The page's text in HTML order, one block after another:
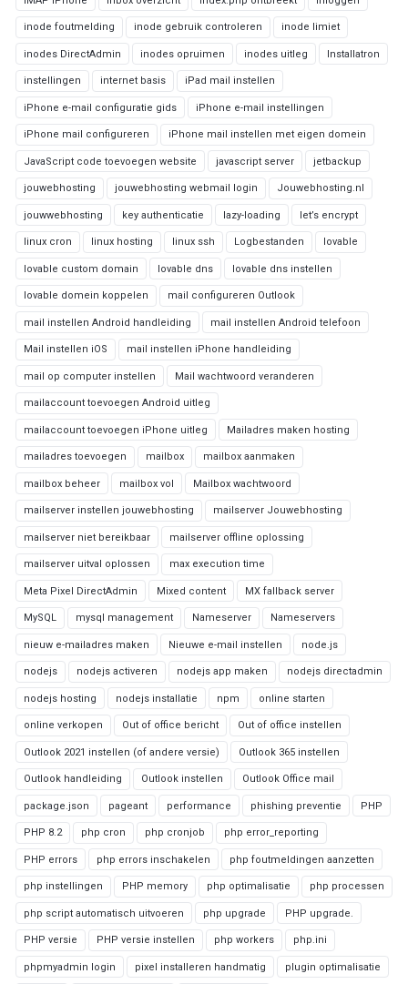
inode foutmelding inode gebruik controleren inode limiet
inodes DirectAdmin inodes opruimen inodes uitleg Installatron
instellingen internet basis iPad mail instellen
iPhone e-mail configuratie gids iPhone e-mail instellingen
iPhone mail configureren iPhone mail instellen met eigen domein
JavaScript code toevoegen website javascript server jetbackup
jouwebhosting jouwebhosting webmail login Jouwebhosting.nl
jouwwebhosting key authenticatie lazy-loading let’s encrypt
linux cron linux hosting linux ssh Logbestanden lovable
lovable custom domain lovable dns lovable dns instellen
lovable domein koppelen mail configureren Outlook
mail instellen Android handleiding mail instellen Android telefoon
Mail instellen iOS mail instellen iPhone handleiding
mail op computer instellen Mail wachtwoord veranderen
mailaccount toevoegen Android uitleg
mailaccount toevoegen iPhone uitleg Mailadres maken hosting
mailadres toevoegen mailbox mailbox aanmaken
mailbox beheer mailbox vol Mailbox wachtwoord
mailserver instellen jouwebhosting mailserver Jouwebhosting
mailserver niet bereikbaar mailserver offline oplossing
mailserver uitval oplossen max execution time
Meta Pixel DirectAdmin Mixed content MX fallback server
MySQL mysql management Nameserver Nameservers
nieuw e-mailadres maken Nieuwe e-mail instellen node.js
nodejs nodejs activeren nodejs app maken nodejs directadmin
nodejs hosting nodejs installatie npm online starten
online verkopen Out of office bericht Out of office instellen
Outlook 2021 instellen (of andere versie) Outlook 365 instellen
Outlook handleiding Outlook instellen Outlook Office mail
package.json pageant performance phishing preventie PHP
PHP 8.2 php cron php cronjob php error_reporting
PHP errors php errors inschakelen php foutmeldingen aanzetten
php instellingen PHP memory php optimalisatie php processen
php script automatisch uitvoeren php upgrade PHP upgrade.
PHP versie PHP versie instellen php workers php.ini
phpmyadmin login pixel installeren handmatig plugin optimalisatie